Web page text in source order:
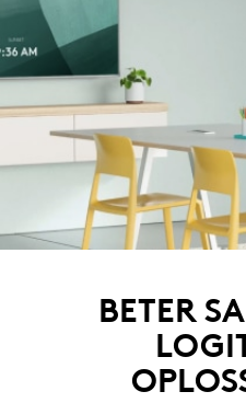
BETER